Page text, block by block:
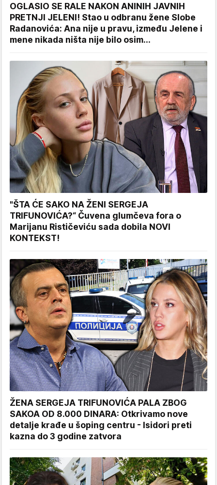
OGLASIO SE RALE NAKON ANINIH JAVNIH
PRETNJI JELENI! Stao u odbranu žene Slobe
Radanovića: Ana nije u pravu, između Jelene i
mene nikada ništa nije bilo osim...
"ŠTA ĆE SAKO NA ŽENI SERGEJA
TRIFUNOVIĆA?“ Čuvena glumčeva fora o
Marijanu Rističeviću sada dobila NOVI
KONTEKST!
ŽENA SERGEJA TRIFUNOVIĆA PALA ZBOG
SAKOA OD 8.000 DINARA: Otkrivamo nove
detalje krađe u šoping centru - Isidori preti
kazna do 3 godine zatvora